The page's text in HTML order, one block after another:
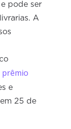
pode ser
A
prêmio
e
25 de